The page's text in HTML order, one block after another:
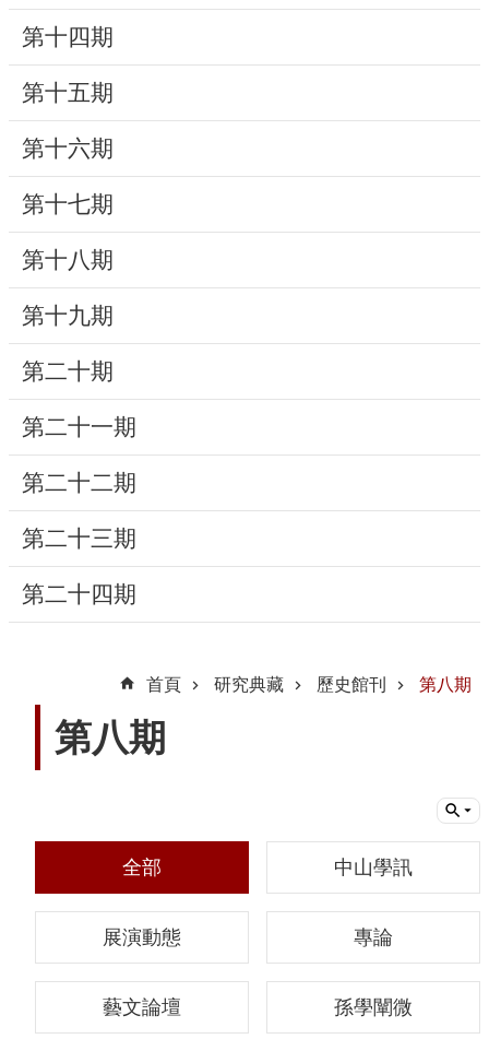
民
服
研
究
典
藏
性
別
平
等
政
府
資
訊
公
開
及
全
政
第十四期
第十五期
第十六期
第十七期
第十八期
第十九期
第二十期
第二十一期
第二十二期
第二十三期
第二十四期
首頁 研究典藏 歷史館刊 第八期
第八期
全部 中山學訊
展演動態 專論
藝文論壇 孫學闡微